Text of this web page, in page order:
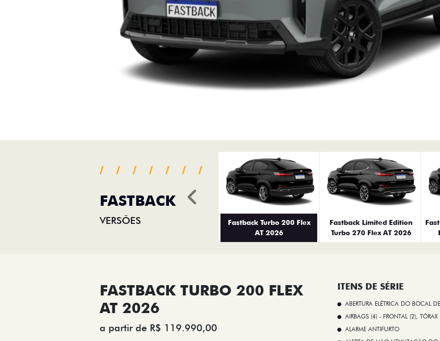
FASTBACK
VERSÕES
Fastback Turbo 200 Flex
AT 2026
Fastback Limited Edition
Turbo 270 Flex AT 2026
Anterior
FASTBACK TURBO 200 FLEX
AT 2026
a partir de R$ 119.990,00
ITENS DE SÉRIE
ABERTURA ELÉTRICA DO BOCAL
AIRBAGS (4) - FRONTAL (2),
ALARME ANTIFURTO